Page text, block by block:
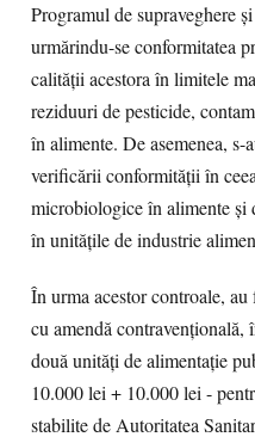
Programul de supraveghere
urmărindu-se conformitatea
calității acestora în limitele
reziduuri de pesticide,
în alimente. De asemenea,
verificării conformității în
microbiologice în alimente și
în unitățile de industrie
În urma acestor controale,
cu amendă
două unități de alimentație
10.000 lei + 10.000 lei -
stabilite de Autoritatea